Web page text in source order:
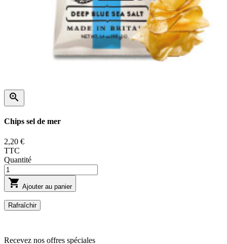

Chips sel de mer
2,20 €
TTC
Quantité
 Ajouter au panier
Recevez nos offres spéciales